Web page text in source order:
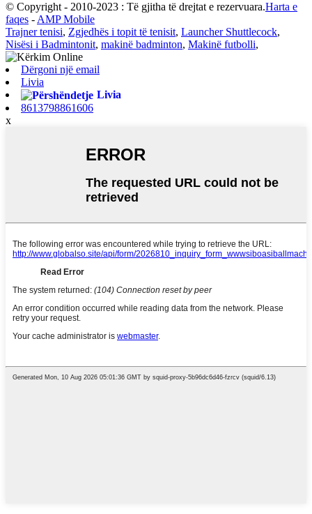
© Copyright - 2010-2023 : Të gjitha të drejtat e rezervuara.Harta e
faqes - AMP Mobile
Trajner tenisi, Zgjedhës i topit të tenisit, Launcher Shuttlecock,
Nisësi i Badmintonit, makinë badminton, Makinë futbolli,
Dërgoni një email
Livia
Livia
8613798861606
x